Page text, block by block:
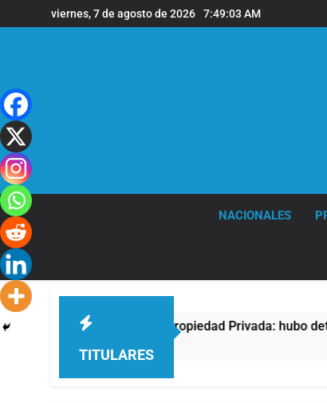
al
viernes, 7 de agosto de 2026 7:49:04 AM
NACIONALES
TITULARES
contra la Ley de Propiedad Privada: hubo detenidos